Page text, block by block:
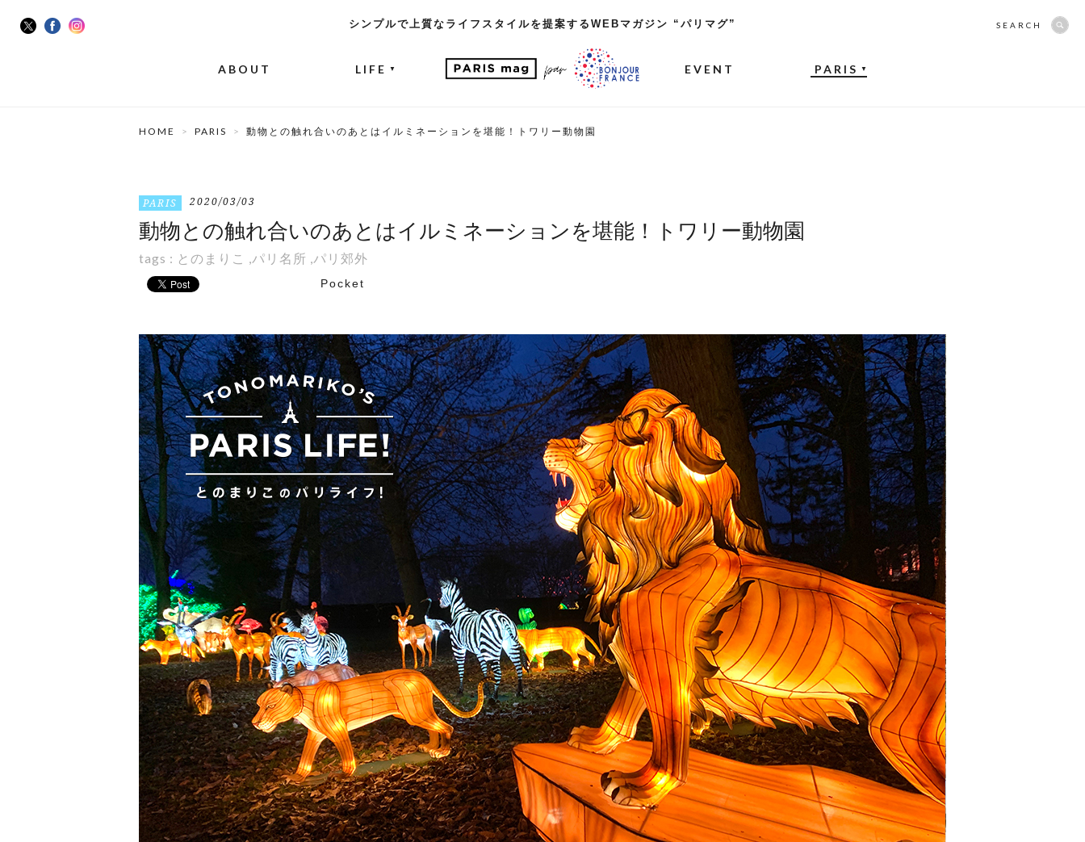
シンプルで上質なライフスタイルを提案するWEBマガジン “パリマグ”
ABOUT LIFE ▼ EVENT PARIS ▼
SEARCH
HOME PARIS 動物との触れ合いのあとはイルミネーションを堪能！トワリー動物園
PARIS 2020/03/03
動物との触れ合いのあとはイルミネーションを堪能！トワリー動物園
tags : とのまりこ ,パリ名所 ,パリ郊外
Pocket